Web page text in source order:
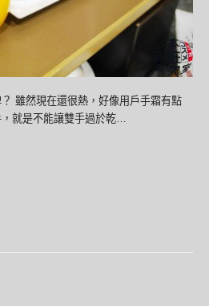
雖然現在還很熱，好像用戶手霜有點
就是不能讓雙手過於乾…